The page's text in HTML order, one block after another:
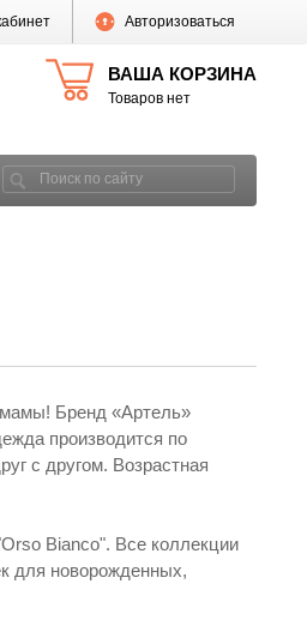
Авторизоваться
ВАША КОРЗИНА
Товаров нет
Бренд «Артель»
производится по
с другом. Возрастная
Bianco". Все коллекции
для новорожденных,